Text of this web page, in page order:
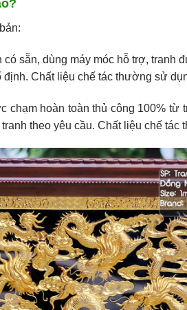
có sẵn, dùng máy móc hỗ trợ, tranh
Chất liệu chế tác thường sử
chạm hoàn toàn thủ công 100% từ
theo yêu cầu. Chất liệu chế tác